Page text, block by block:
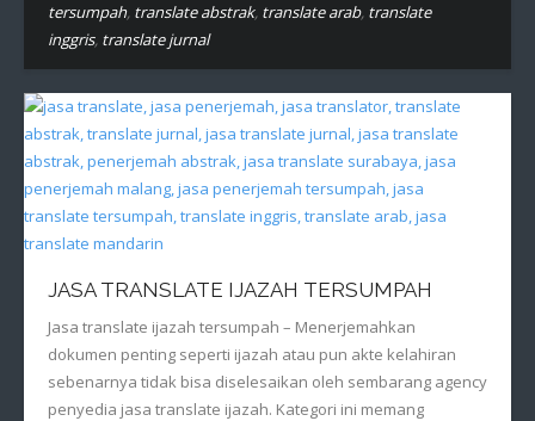
tersumpah, translate abstrak, translate arab, translate
inggris, translate jurnal
JASA TRANSLATE IJAZAH TERSUMPAH
Jasa translate ijazah tersumpah – Menerjemahkan
dokumen penting seperti ijazah atau pun akte kelahiran
sebenarnya tidak bisa diselesaikan oleh sembarang agency
penyedia jasa translate ijazah. Kategori ini memang